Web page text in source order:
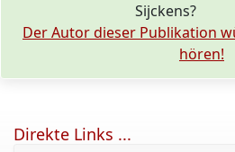
Sijckens?
Der Autor dieser Publikation
hören!
Direkte Links ...